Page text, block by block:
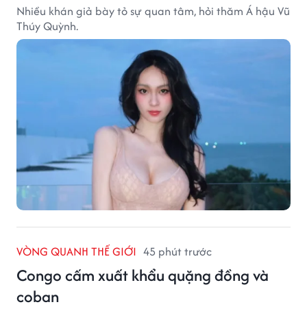
Nhiều khán giả bày tỏ sự quan tâm, hỏi thăm Á hậu Vũ
Thúy Quỳnh.
VÒNG QUANH THẾ GIỚI 45 phút trước
Congo cấm xuất khẩu quặng đồng và
coban